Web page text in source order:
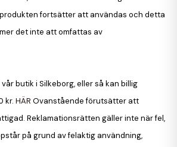
fortsätter att användas och detta
det inte att omfattas av
butik i Silkeborg, eller så kan billig
kr. HÄR Ovanstående förutsätter att
Reklamationsrätten gäller inte när fel,
på grund av felaktig användning,